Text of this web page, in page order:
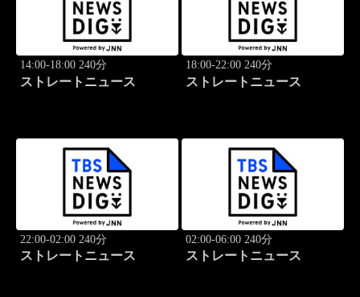
14:00-18:00 240分
ストレートニュース
18:00-22:00 240分
ストレートニュース
22:00-02:00 240分
ストレートニュース
02:00-06:00 240分
ストレートニュース